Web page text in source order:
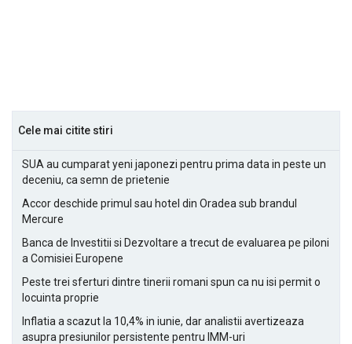
Cele mai citite stiri
SUA au cumparat yeni japonezi pentru prima data in peste un
deceniu, ca semn de prietenie
Accor deschide primul sau hotel din Oradea sub brandul
Mercure
Banca de Investitii si Dezvoltare a trecut de evaluarea pe piloni
a Comisiei Europene
Peste trei sferturi dintre tinerii romani spun ca nu isi permit o
locuinta proprie
Inflatia a scazut la 10,4% in iunie, dar analistii avertizeaza
asupra presiunilor persistente pentru IMM-uri